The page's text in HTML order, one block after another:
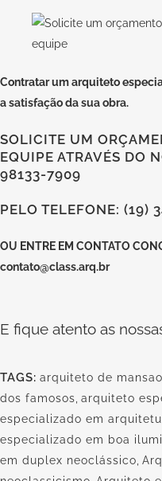
Contratar um arquiteto
a satisfação da sua obra.
SOLICITE UM
EQUIPE ATRAVÉS DO
98133-7909
PELO TELEFONE: (19)
OU ENTRE EM CONTATO
contato@class.arq.br
E fique atento as
TAGS: arquiteto de mansao
dos famosos, arquiteto
especializado em
especializado em boa
em duplex neoclássico,